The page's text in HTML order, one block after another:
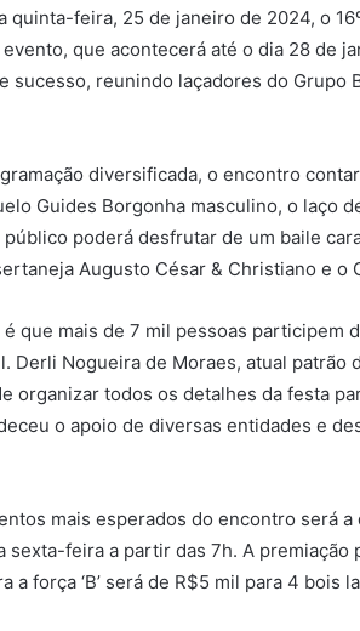
quinta-feira, 25 de janeiro de 2024, o
evento, que acontecerá até o dia 28 de
sucesso, reunindo laçadores do Grupo
diversificada, o encontro
Guides Borgonha masculino, o laço
poderá desfrutar de um baile
Augusto César & Christiano e o
que mais de 7 mil pessoas participem
Derli Nogueira de Moraes, atual patrão
organizar todos os detalhes da festa
o apoio de diversas entidades e
mais esperados do encontro será
sexta-feira a partir das 7h. A premiação
a força ‘B’ será de R$5 mil para 4 bois